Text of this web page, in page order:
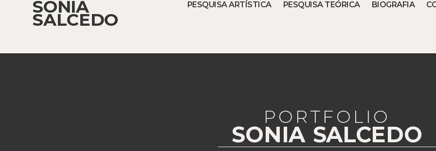
SONIA
SALCEDO
PESQUISA ARTÍSTICA PESQUISA TEÓRICA BIOGRAFIA
PORTFOLIO
SONIA SALCEDO